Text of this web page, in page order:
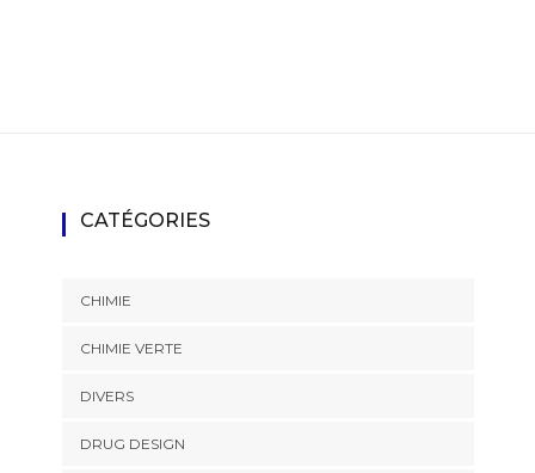
CATÉGORIES
CHIMIE
CHIMIE VERTE
DIVERS
DRUG DESIGN